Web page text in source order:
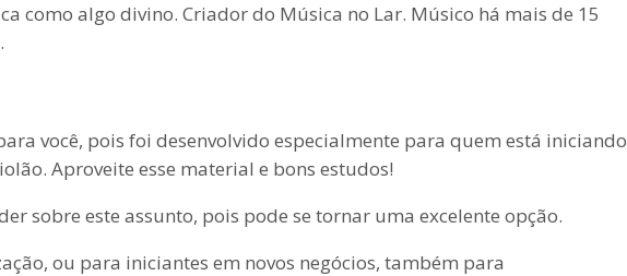
como algo divino. Criador do Música no Lar. Músico há mais de 15
você, pois foi desenvolvido especialmente para quem está iniciando
Aproveite esse material e bons estudos!
sobre este assunto, pois pode se tornar uma excelente opção.
ou para iniciantes em novos negócios, também para